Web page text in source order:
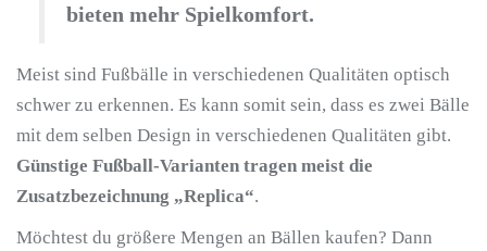
bieten mehr Spielkomfort.
Meist sind Fußbälle in verschiedenen Qualitäten optisch
schwer zu erkennen. Es kann somit sein, dass es zwei Bälle
mit dem selben Design in verschiedenen Qualitäten gibt.
Günstige Fußball-Varianten tragen meist die
Zusatzbezeichnung „Replica“.
Möchtest du größere Mengen an Bällen kaufen? Dann